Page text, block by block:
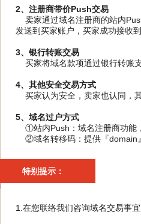
2、注册商带价Push交易
卖家通过域名注册商的站内
发送到买家账户，买家成功接收
3、银行转账交易
买家将域名款项通过银行转账
4、其他安全交易方式
买家认为安全，卖家也认同，
5、域名过户方式
①站内Push：域名注册商功能
②域名转移码：提供『domain
特别提示：
1.在您联络我们咨询域名交易事